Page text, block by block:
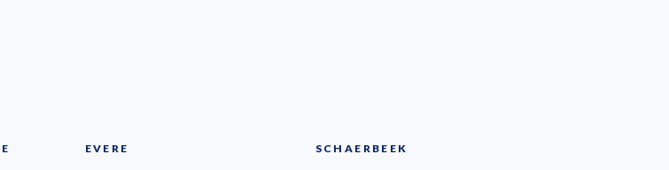
EVERE SCHAERBEEK